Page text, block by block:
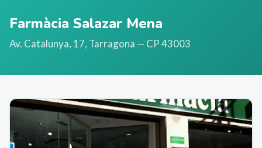
Farmàcia Salazar Mena
Av. Catalunya, 17, Tarragona — CP 43003